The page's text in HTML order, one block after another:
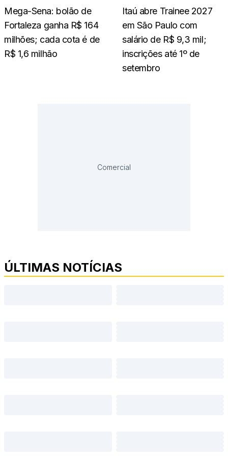
Mega-Sena: bolão de
Fortaleza ganha R$ 164
milhões; cada cota é de
R$ 1,6 milhão
Itaú abre Trainee 2027
em São Paulo com
salário de R$ 9,3 mil;
inscrições até 1º de
setembro
Comercial
ÚLTIMAS NOTÍCIAS